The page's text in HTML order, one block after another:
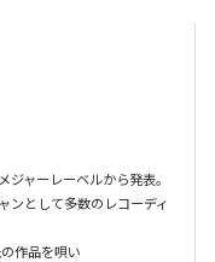
ジャーレーベルから発表。
ンとして多数のレコーディ
作品を唄い